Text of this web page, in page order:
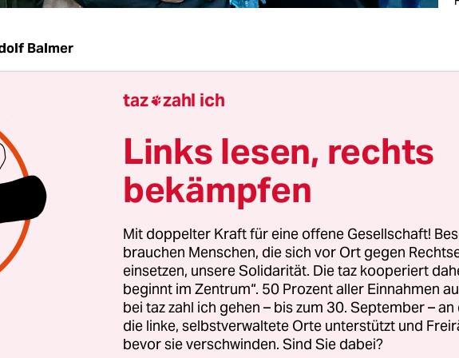
Balmer
dafür, 72 dagegen und 26 Enthaltungen ist am
„garantierte“ gesetzliche
in der Verfassung verankert worden. Das
die beiden im Schloss von Versailles feierlich zum Kongress
hatte dies auf Wunsch von Staatspräsident Emmanuel
dem Senat und der Nationalversammlung
doch die Forderung kommt von derBewegung für die
. Nachdem eine gleichlautende Verfassungsänderung
Kammern gutgeheißen worden war, musste noch der
taz zahl ich
Links lesen, rechts
bekämpfen
Mit doppelter Kraft für eine offene Gesellschaft!
brauchen Menschen, die sich vor Ort gegen
einsetzen, unsere Solidarität. Die taz kooperiert
beginnt im Zentrum“. 50 Prozent aller Einnahmen
bei taz zahl ich gehen – bis zum 30. September –
die linke, selbstverwaltete Orte unterstützt und
bevor sie verschwinden. Sind Sie dabei?